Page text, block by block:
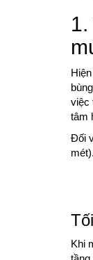
việc
tâm
Đối
Khi